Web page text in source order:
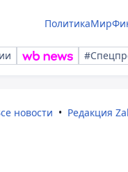
ПолитикаМир
новости Редакция